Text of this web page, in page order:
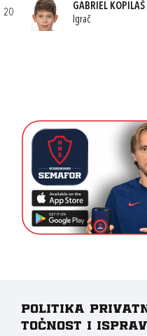
20
GABRIEL KOPILAŠ
Igrač
Politika
točnost i